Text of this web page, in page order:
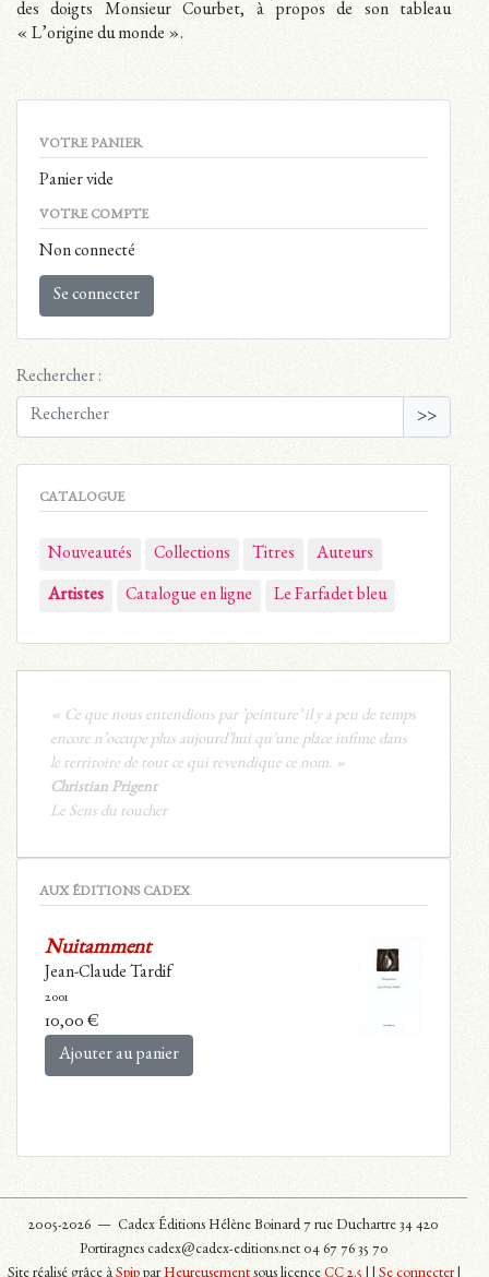
des doigts Monsieur Courbet, à propos de son tableau
« L’origine du monde ».
VOTRE PANIER
Panier vide
VOTRE COMPTE
Non connecté
Se connecter
Rechercher :
>>
CATALOGUE
Nouveautés Collections Titres Auteurs
Artistes Catalogue en ligne Le Farfadet bleu
« Ce que nous entendions par ’peinture’ il y a peu de temps
encore n’occupe plus aujourd’hui qu’une place infime dans
le territoire de tout ce qui revendique ce nom. »
Christian Prigent
Le Sens du toucher
AUX ÉDITIONS CADEX
Nuitamment
Jean-Claude Tardif
2001
10,00 €
Ajouter au panier
2005-2026 — Cadex Éditions Hélène Boinard 7 rue Duchartre 34 420
Portiragnes cadex@cadex-editions.net 04 67 76 35 70
Site réalisé grâce à SpipparHeureusementsous licence CC 2.5 Se connecter|